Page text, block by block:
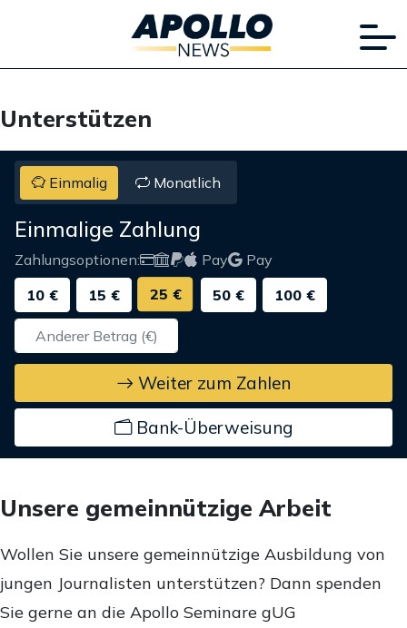
Unterstützen
Einmalig Monatlich
Einmalige Zahlung
Zahlungsoptionen: Pay
Pay
10 €
15 € 25 € 50 € 100 €
Weiter zum Zahlen
Bank-Überweisung
Unsere gemeinnützige Arbeit
Wollen Sie unsere gemeinnützige Ausbildung von
jungen Journalisten unterstützen? Dann spenden
Sie gerne an die Apollo Seminare gUG